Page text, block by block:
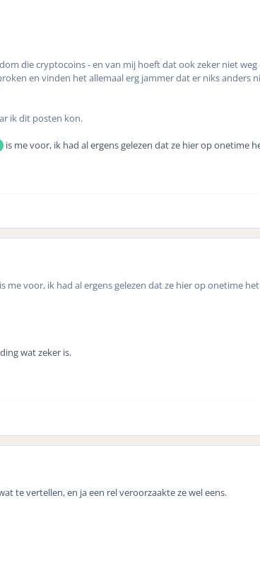
die cryptocoins - en van mij hoeft dat ook zeker niet
en vinden het allemaal erg jammer dat er niks anders
ik dit posten kon.
is me voor, ik had al ergens gelezen dat ze hier op onetime
voor, ik had al ergens gelezen dat ze hier op onetime
wat zeker is.
te vertellen, en ja een rel veroorzaakte ze wel eens.